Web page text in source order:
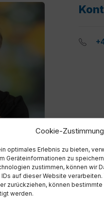
Cookie-
optimales Erlebnis zu bieten,
Geräteinformationen zu
zustimmen, können wir
auf dieser Website verarbeiten.
zurückziehen, können
werden.